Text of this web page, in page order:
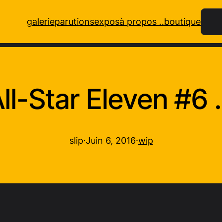
galerieparutionsexposà propos ..boutique
Star Eleven #6
slip·Juin 6, 2016·wip